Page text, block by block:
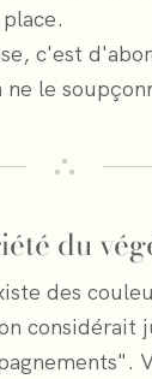
c'est
le
du
des
considérait